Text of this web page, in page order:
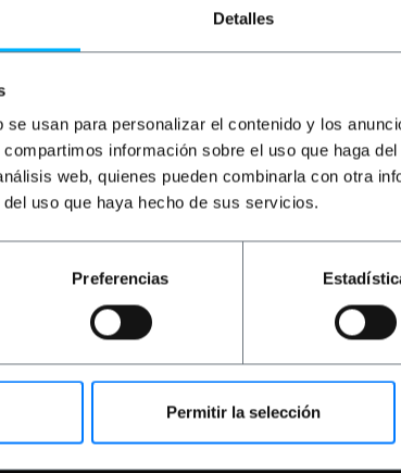
Detalles
usan para personalizar el contenido y los
información sobre el uso que haga
web, quienes pueden combinarla con otra
uso que haya hecho de sus servicios.
Preferencias
Permitir la selección
OUTLET 55%
BEMATIK
Unión empalme
cuádruple para carril raíl de
PVP
1,80€
IVA inc.
PVD
1,58
Cantidad